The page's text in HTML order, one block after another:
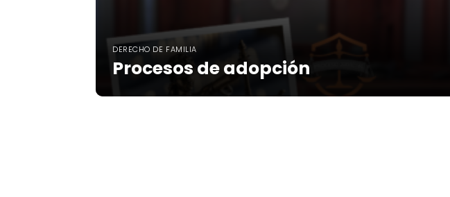
DERECHO DE FAMILIA
Procesos de adopción